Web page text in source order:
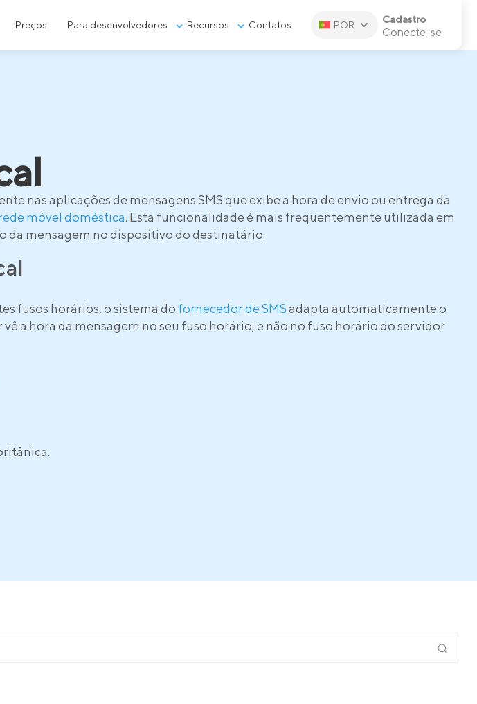
Preços Para desenvolvedores Recursos Contatos POR Cadastro
Conecte-se
nas aplicações de mensagens SMS que exibe a hora de envio ou entrega da
móvel doméstica. Esta funcionalidade é mais frequentemente utilizada em
da mensagem no dispositivo do destinatário.
fusos horários, o sistema do fornecedor de SMSadapta automaticamente o
a hora da mensagem no seu fuso horário, e não no fuso horário do servidor